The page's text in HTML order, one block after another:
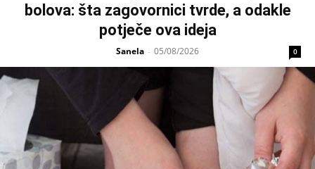
bolova: šta zagovornici tvrde, a odakle
potječe ova ideja
Sanela - 05/08/2026 0